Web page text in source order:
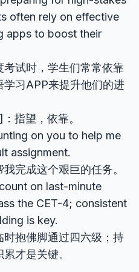
often rely on effective
apps to boost their
考试时，学生们常常依靠
学习APP来提升他们的进
指望，依靠。
on you to help me
assignment.
完成这个艰巨的任务。
on last-minute
the CET-4; consistent
is key.
时抱佛脚通过四六级；持
才是关键。